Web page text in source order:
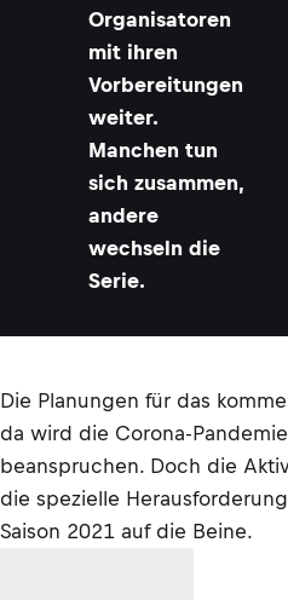
Organisatoren
mit ihren
Vorbereitungen
weiter.
Manchen tun
sich zusammen,
andere
wechseln die
Serie.
Die Planungen für das
da wird die Corona-
beanspruchen. Doch die
die spezielle
Saison 2021 auf die Beine.